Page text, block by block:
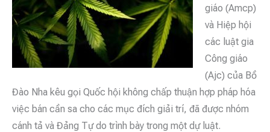
giáo (Amcp)
và Hiệp hội
các luật gia
Công giáo
(Ajc) của Bồ
Đào Nha kêu gọi Quốc hội không chấp thuận hợp pháp hóa
việc bán cần sa cho các mục đích giải trí, đã được nhóm
cánh tả và Đảng Tự do trình bày trong một dự luật.